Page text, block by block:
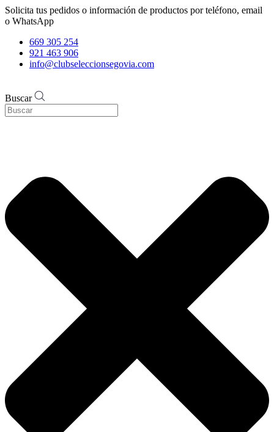
Solicita tus pedidos o información de productos por teléfono, email
o WhatsApp
669 305 254
921 463 906
info@clubseleccionsegovia.com
Buscar